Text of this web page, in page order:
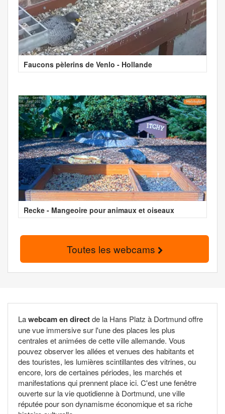
Faucons pèlerins de Venlo - Hollande
Recke - Mangeoire pour animaux et oiseaux
Toutes les webcams
Lawebcam en directde la Hans Platz à Dortmund offre
une vue immersive sur l'une des places les plus
centrales et animées de cette ville allemande. Vous
pouvez observer les allées et venues des habitants et
des touristes, les lumières scintillantes des vitrines, ou
encore, lors de certaines périodes, les marchés et
manifestations qui prennent place ici. C'est une fenêtre
ouverte sur la vie quotidienne à Dortmund, une ville
réputée pour son dynamisme économique et sa riche